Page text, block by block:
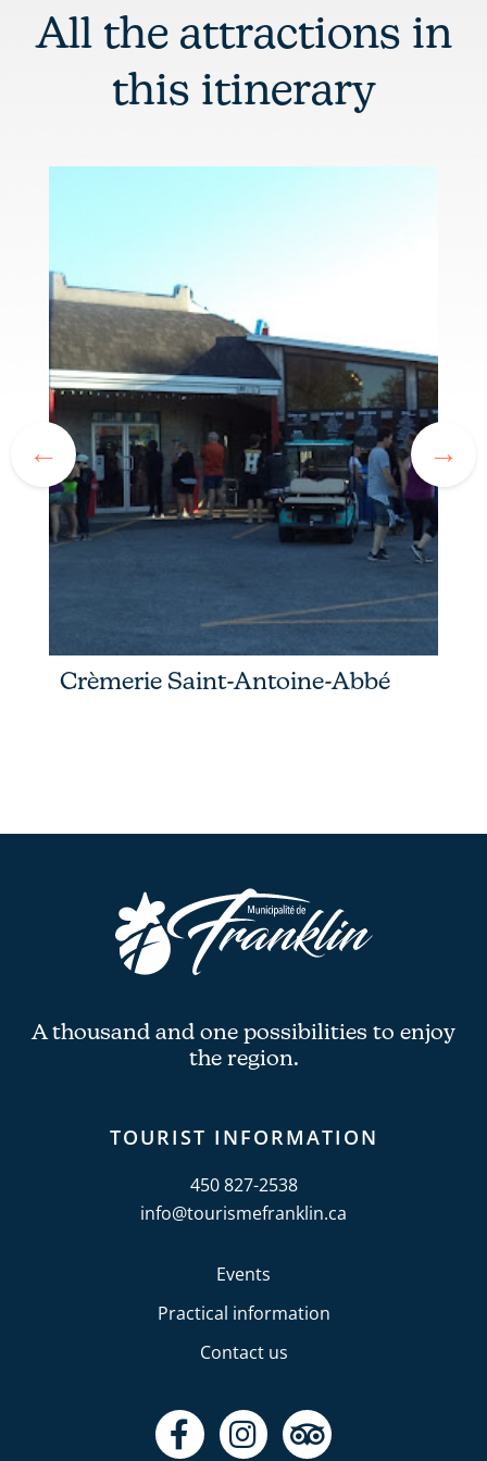
All the attractions in
this itinerary
Crèmerie Saint-Antoine-Abbé
A thousand and one possibilities to enjoy
the region.
TOURIST INFORMATION
450 827-2538
info@tourismefranklin.ca
F I T
Events
Practical information
Contact us